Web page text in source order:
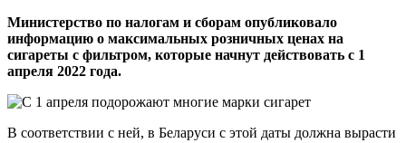
Министерство по налогам и сборам опубликовало
информацию о максимальных розничных ценах на
сигареты с фильтром, которые начнут действовать с 1
апреля 2022 года.
В соответствии с ней, в Беларуси с этой даты должна вырасти